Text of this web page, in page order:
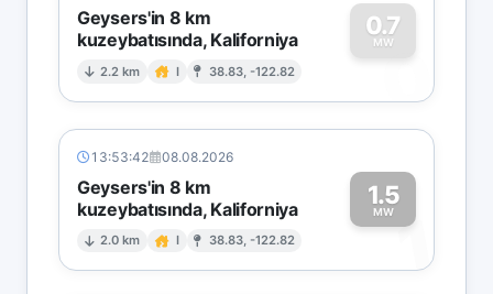
Geysers'in 8 km
kuzeybatısında, Kaliforniya
2.2 km I 38.83, -122.82
0.7
MW
0
13:53:42 08.08.2026
Geysers'in 8 km
kuzeybatısında, Kaliforniya
2.0 km I 38.83, -122.82
1.5
MW1